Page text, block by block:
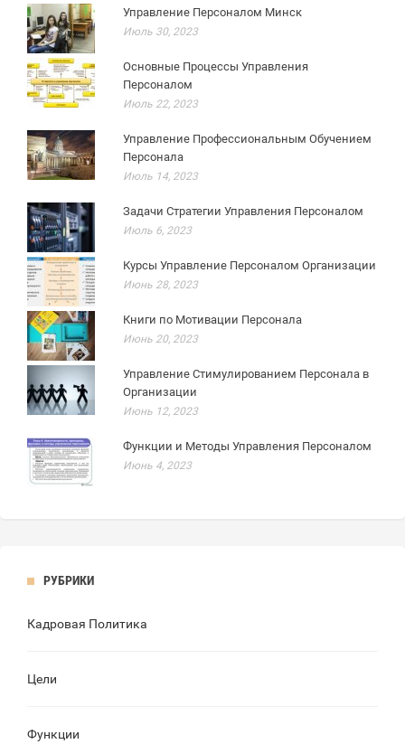
Управление Персоналом Минск
Июль 30, 2023
Основные Процессы Управления
Персоналом
Июль 22, 2023
Управление Профессиональным Обучением
Персонала
Июль 14, 2023
Задачи Стратегии Управления Персоналом
Июль 6, 2023
Курсы Управление Персоналом Организации
Июнь 28, 2023
Книги по Мотивации Персонала
Июнь 20, 2023
Управление Стимулированием Персонала в
Организации
Июнь 12, 2023
Функции и Методы Управления Персоналом
Июнь 4, 2023
РУБРИКИ
Кадровая Политика
Цели
Функции